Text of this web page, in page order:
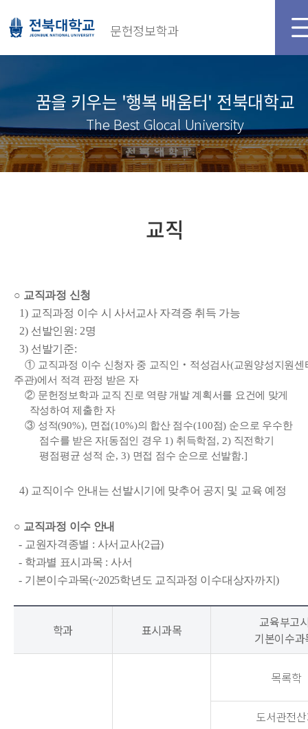
문헌정보학과
꿈을 키우는 '행복 배움터' 전북대학교
The Best Glocal University
교직
○ 교직과정 신청
1) 교직과정 이수 시 사서교사 자격증 취득 가능
2) 선발인원 : 2명
3) 선발기준:
① 교직과정 이수 신청자 중 교직인 ‧ 적성검사(교원양성지원센
주관)에서 적격 판정 받은 자
② 문헌정보학과 교직 진로 역량 개발 계획서를 요건에 맞게
작성하여 제출한 자
③ 성적(90%), 면접(10%)의 합산 점수(100점) 순으로 우수한
점수를 받은 자[동점인 경우 1) 취득학점, 2) 직전학기
평점평균 성적 순, 3) 면접 점수 순으로 선발함.]
4) 교직이수 안내는 선발시기에 맞추어 공지 및 교육 예정
○ 교직과정 이수 안내
- 교원자격종별 : 사서교사(2급)
- 학과별 표시과목 : 사서
- 기본이수과목(~2025학년도 교직과정 이수대상자까지)
학과 표시과목
교육부고
기본이수과
목록학
도서관전